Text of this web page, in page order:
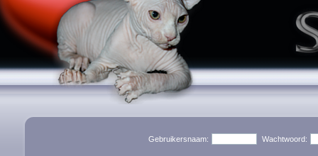
Gebruikersnaam: Wachtwoord: